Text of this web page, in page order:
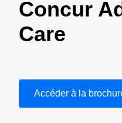
Concur
Care
Accéder à la